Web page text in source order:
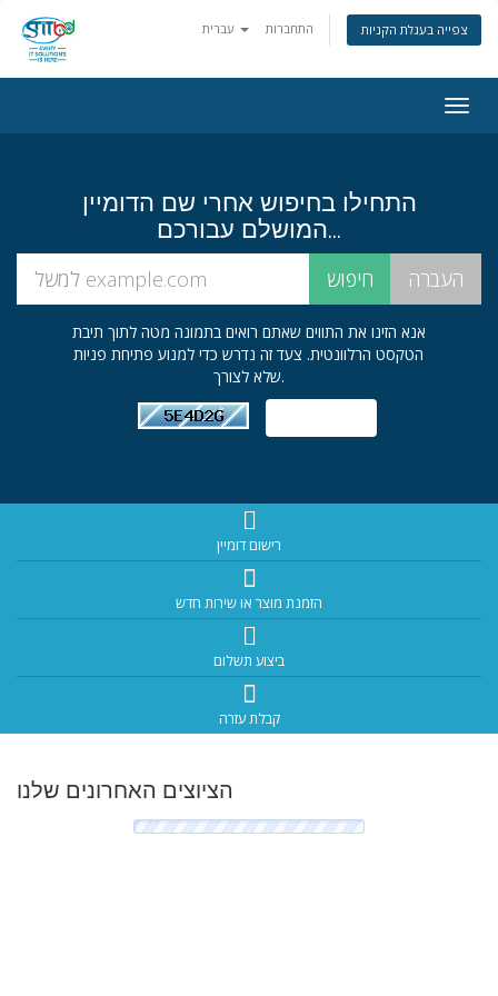
התחברות צפייה בעגלת הקניות
ניווט
התחילו בחיפוש אחרי שם הדומיין
המושלם עבורכם...
אנא הזינו את התווים שאתם רואים בתמונה מטה לתוך תיבת
הטקסט הרלוונטית. צעד זה נדרש כדי למנוע פתיחת פניות
שלא לצורך.
רישום דומיין
הזמנת מוצר או שירות חדש
ביצוע תשלום
קבלת עזרה
הציוצים האחרונים שלנו